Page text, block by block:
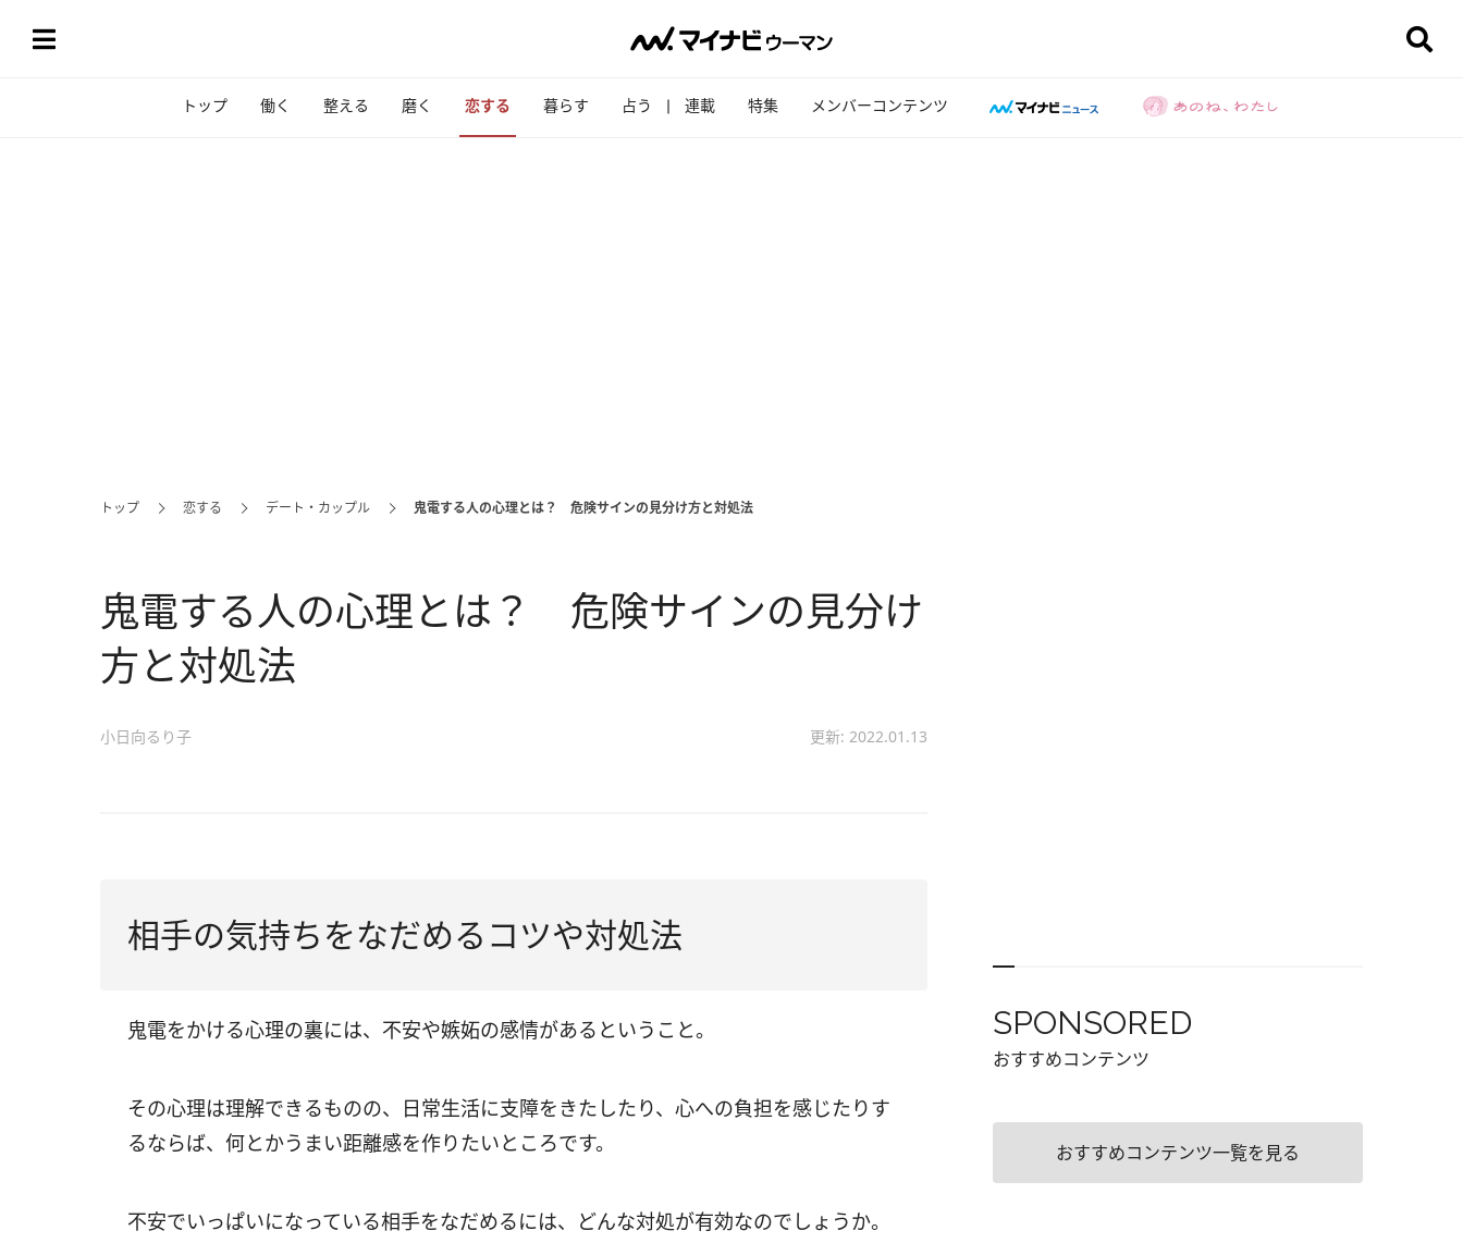
トップ 働く 整える 磨く 恋する 暮らす 占う 連載 特集 メンバーコンテンツ
トップ 恋する デート・カップル 鬼電する人の心理とは？ 危険サインの見分け方と対処法
鬼電する人の心理とは？ 危険サインの見分け
方と対処法
小日向るり子 更新: 2022.01.13
相手の気持ちをなだめるコツや対処法
鬼電をかける心理の裏には、不安や嫉妬の感情があるということ。
その心理は理解できるものの、日常生活に支障をきたしたり、心への負担を感じたりす
るならば、何とかうまい距離感を作りたいところです。
不安でいっぱいになっている相手をなだめるには、どんな対処が有効なのでしょうか。
SPONSORED
おすすめコンテンツ
おすすめコンテンツ一覧を見る